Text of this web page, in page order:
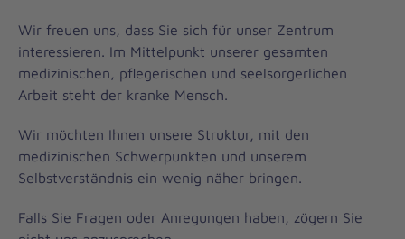
Wir freuen uns, dass Sie sich für unser Zentrum
interessieren. Im Mittelpunkt unserer gesamten
medizinischen, pflegerischen und seelsorgerlichen
Arbeit steht der kranke Mensch.
Wir möchten Ihnen unsere Struktur, mit den
medizinischen Schwerpunkten und unserem
Selbstverständnis ein wenig näher bringen.
Falls Sie Fragen oder Anregungen haben, zögern Sie